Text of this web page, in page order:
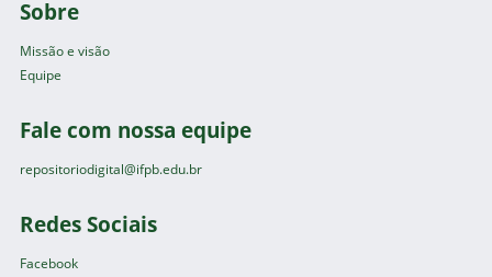
Sobre
Missão e visão
Equipe
Fale com nossa equipe
repositoriodigital@ifpb.edu.br
Redes Sociais
Facebook